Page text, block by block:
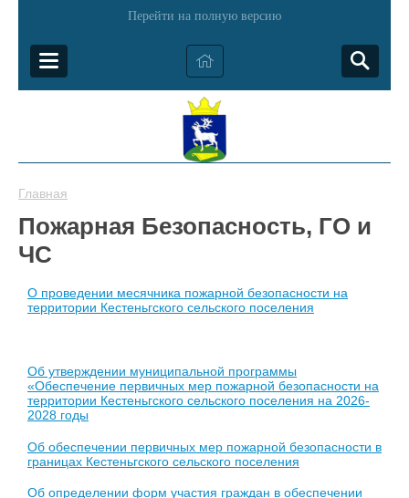
Перейти на полную версию
Главная
Пожарная Безопасность, ГО и
ЧС
О проведении месячника пожарной безопасности на
территории Кестеньгского сельского поселения
Об утверждении муниципальной программы
«Обеспечение первичных мер пожарной безопасности на
территории Кестеньгского сельского поселения на 2026-
2028 годы
Об обеспечении первичных мер пожарной безопасности в
границах Кестеньгского сельского поселения
Об определении форм участия граждан в обеспечении